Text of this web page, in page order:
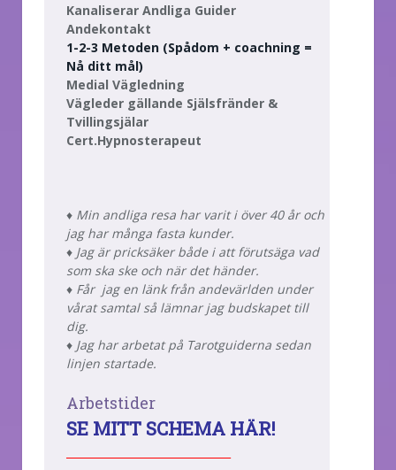
Kanaliserar Andliga Guider
Andekontakt
1-2-3 Metoden (Spådom + coachning =
Nå ditt mål)
Medial Vägledning
Vägleder gällande Själsfränder &
Tvillingsjälar
Cert.Hypnosterapeut
♦ Min andliga resa har varit i över 40 år och
jag har många fasta kunder.
♦ Jag är pricksäker både i att förutsäga vad
som ska ske och när det händer.
♦ Får jag en länk från andevärlden under
vårat samtal så lämnar jag budskapet till
dig.
♦ Jag har arbetat på Tarotguiderna sedan
linjen startade.
Arbetstider
SE MITT SCHEMA HÄR!